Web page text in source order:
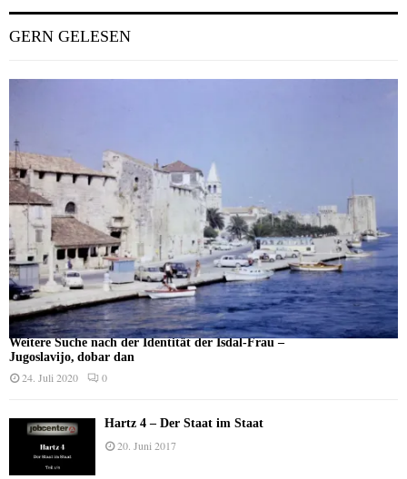
GERN GELESEN
Weitere Suche nach der Identität der Isdal-Frau –
Jugoslavijo, dobar dan
24. Juli 2020 0
Hartz 4 – Der Staat im Staat
20. Juni 2017